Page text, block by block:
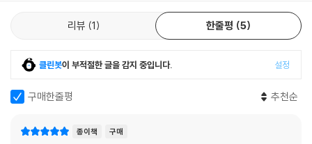
을 통해 드러내는 날카로운 분석과 통찰이 결코 틀린 답이 아니라는 느낌
은 지울 수 없다. 유령이라는 동일한 매커니즘을 오늘날 우리가 살아가는
수 있을 만큼 중세와의 일관성을 확보하고 있는 까닭이다. 중세문화와 현
대문화의 공통점을 찾는다는 관점에서 바라볼 때에도 아감벤의 『행간』보
다 적합한 책을 찾기는 어려울 것이다."
리뷰 1 한줄평 5
클린봇이 부적절한 글을 감지 중입니다. 설정
구매한줄평 추천순
종이책 구매